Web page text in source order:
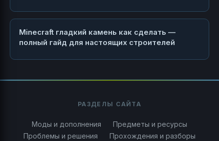
Minecraft гладкий камень как сделать —
полный гайд для настоящих строителей
РАЗДЕЛЫ САЙТА
Моды и дополнения
Предметы и ресурсы
Проблемы и решения
Прохождения и разборы